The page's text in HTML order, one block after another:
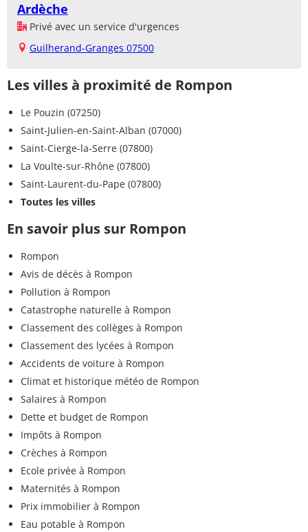
Ardèche
Privé avec un service d'urgences
Guilherand-Granges 07500
Les villes à proximité de Rompon
Le Pouzin (07250)
Saint-Julien-en-Saint-Alban (07000)
Saint-Cierge-la-Serre (07800)
La Voulte-sur-Rhône (07800)
Saint-Laurent-du-Pape (07800)
Toutes les villes
En savoir plus sur Rompon
Rompon
Avis de décès à Rompon
Pollution à Rompon
Catastrophe naturelle à Rompon
Classement des collèges à Rompon
Classement des lycées à Rompon
Accidents de voiture à Rompon
Climat et historique météo de Rompon
Salaires à Rompon
Dette et budget de Rompon
Impôts à Rompon
Crèches à Rompon
Ecole privée à Rompon
Maternités à Rompon
Prix immobilier à Rompon
Eau potable à Rompon